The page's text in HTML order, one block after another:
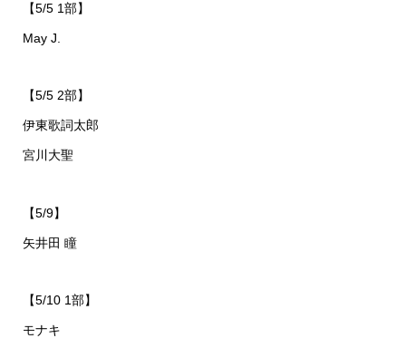
【5/5 1部】
May J.
【5/5 2部】
伊東歌詞太郎
宮川大聖
【5/9】
矢井田 瞳
【5/10 1部】
モナキ